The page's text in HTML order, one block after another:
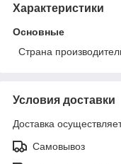
Характеристики
Основные
Страна
Условия доставки
Доставка
Самовывоз